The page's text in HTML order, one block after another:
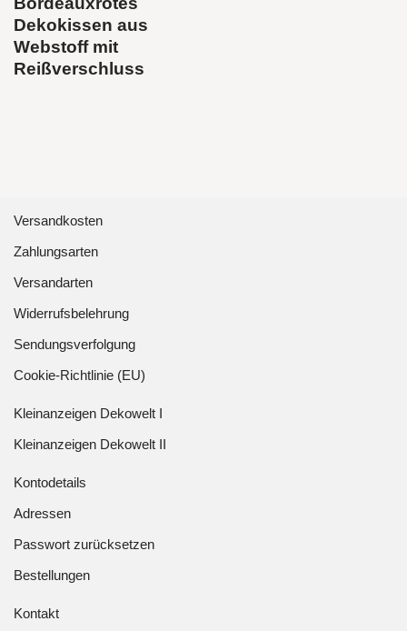
Dekokissen aus
Webstoff mit
Reißverschluss
Versandkosten
Zahlungsarten
Versandarten
Widerrufsbelehrung
Sendungsverfolgung
Cookie-Richtlinie (EU)
Kleinanzeigen Dekowelt I
Kleinanzeigen Dekowelt II
Kontodetails
Adressen
Passwort zurücksetzen
Bestellungen
Kontakt